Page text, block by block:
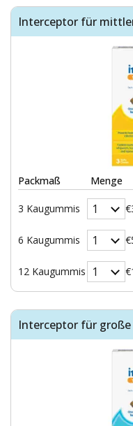
Interceptor für
Packmaß Menge
3 Kaugummis
6 Kaugummis
12 Kaugummis
Interceptor für große